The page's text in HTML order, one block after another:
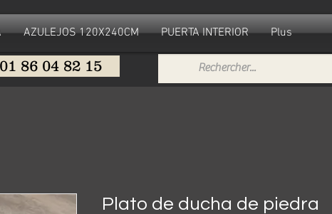
AZULEJOS 120X240CM PUERTA INTERIOR Plus
01 86 04 82 15
Plato de ducha de piedra